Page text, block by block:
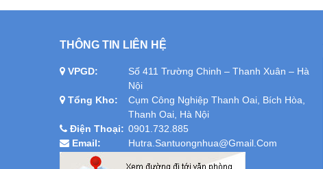
THÔNG TIN LIÊN HỆ
VPGD:
Số 411 Trường Chinh – Thanh Xuân – Hà
Nội
Tổng Kho:
Cụm Công Nghiệp Thanh Oai, Bích Hòa,
Thanh Oai, Hà Nội
Điện Thoại: 0901.732.885
Email:
Hutra.santuongnhua@gmail.com